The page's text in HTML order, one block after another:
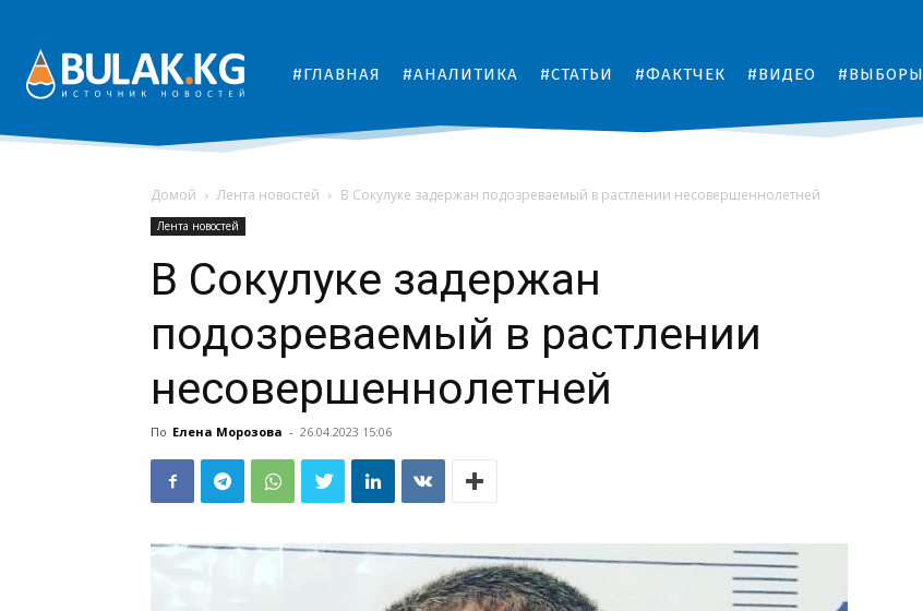
#ГЛАВНАЯ #АНАЛИТИКА #СТАТЬИ #ФАКТЧЕК #ВИДЕО #ВЫБОРЫ
Домой Лента новостей В Сокулуке задержан подозреваемый в растлении несовершеннолетней
Лента новостей
В Сокулуке задержан
подозреваемый в растлении
несовершеннолетней
По Елена Морозова - 26.04.2023 15:06